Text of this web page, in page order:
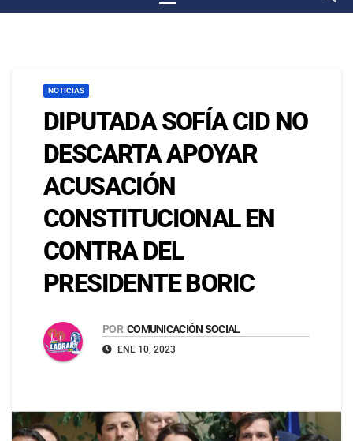
NOTICIAS
DIPUTADA SOFÍA CID NO
DESCARTA APOYAR
ACUSACIÓN
CONSTITUCIONAL EN
CONTRA DEL
PRESIDENTE BORIC
POR COMUNICACIÓN SOCIAL
ENE 10, 2023